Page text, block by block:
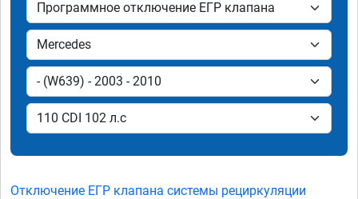
Отключение ЕГР клапана системы рециркуляции